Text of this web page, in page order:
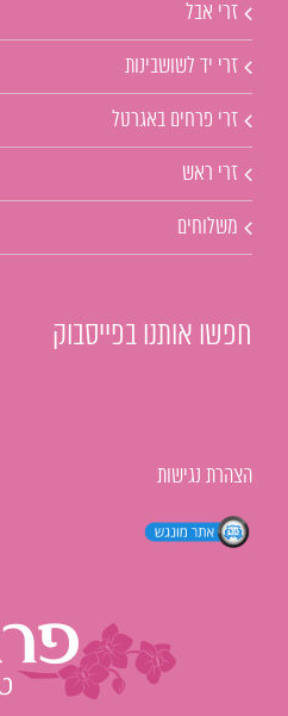
זרי אבל
זרי יד לשושבינות
זרי פרחים באגרטל
זרי ראש
משלוחים
חפשו אותנו בפייסבוק
הצהרת נגישות